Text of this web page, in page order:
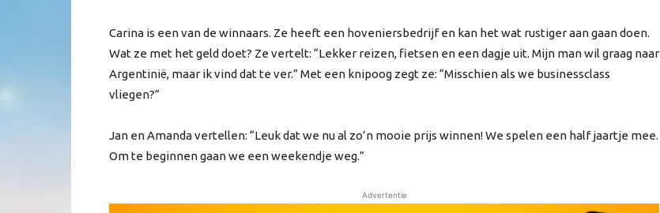
Carina is een van de winnaars. Ze heeft een hoveniersbedrijf en kan het wat rustiger aan gaan doen.
Wat ze met het geld doet? Ze vertelt: “Lekker reizen, fietsen en een dagje uit. Mijn man wil graag naar
Argentinië, maar ik vind dat te ver.” Met een knipoog zegt ze: “Misschien als we businessclass
vliegen?”
Jan en Amanda vertellen: “Leuk dat we nu al zo’n mooie prijs winnen! We spelen een half jaartje mee.
Om te beginnen gaan we een weekendje weg.”
Advertentie